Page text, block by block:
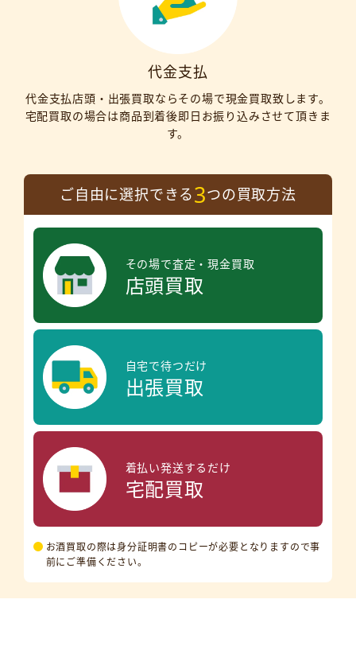
代金支払
代金支払店頭・出張買取ならその場で現金買取致します。
宅配買取の場合は商品到着後即日お振り込みさせて頂きま
す。
ご自由に選択できる3つの買取方法
その場で査定・現金買取
店頭買取
自宅で待つだけ
出張買取
着払い発送するだけ
宅配買取
お酒買取の際は身分証明書のコピーが必要となりますので事
前にご準備ください。